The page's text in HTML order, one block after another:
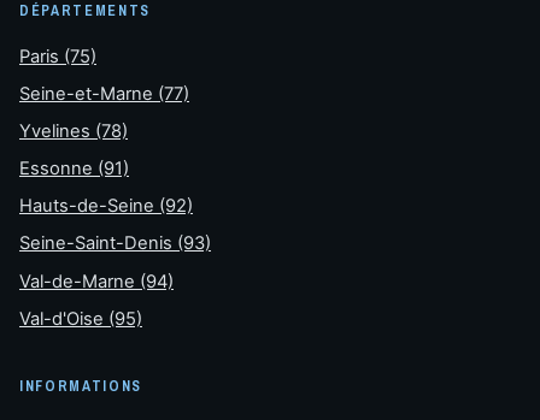
DÉPARTEMENTS
Paris (75)
Seine-et-Marne (77)
Yvelines (78)
Essonne (91)
Hauts-de-Seine (92)
Seine-Saint-Denis (93)
Val-de-Marne (94)
Val-d'Oise (95)
INFORMATIONS